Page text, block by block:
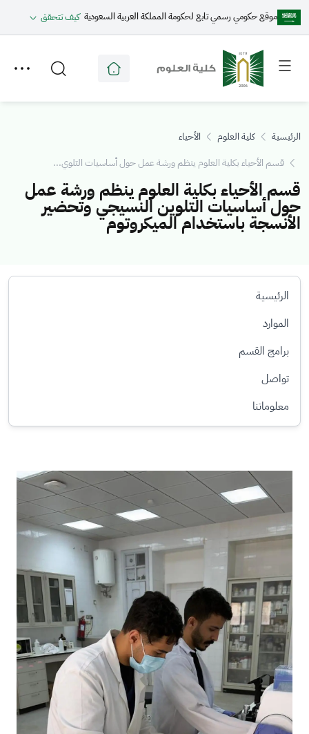
موقع حكومي رسمي تابع لحكومة المملكة العربية السعودية كيف تتحقق
Toggle
menu
Toggle
secondary
menu
الرئيسية كلية العلوم
الأحياء
قسم الأحياء بكلية العلوم ينظم ورشة عمل حول أساسيات التلوي...
قسم الأحياء بكلية العلوم ينظم ورشة عمل
حول أساسيات التلوين النسيجي وتحضير
الأنسجة باستخدام الميكروتوم
الرئيسية
الموارد
برامج القسم
تواصل
معلوماتنا